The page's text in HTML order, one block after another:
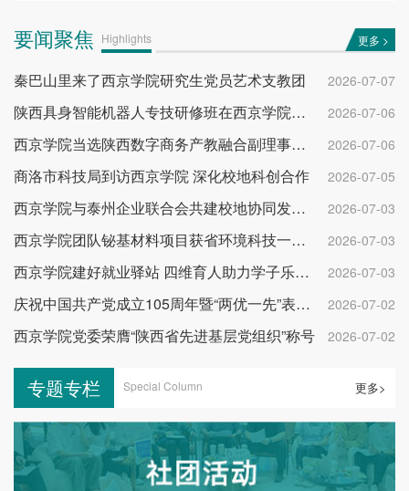
要闻聚焦 Highlights 更多 >
秦巴山里来了西京学院研究生党员艺术支教团 2026-07-07
陕西具身智能机器人专技研修班在西京学院开班 2026-07-06
西京学院当选陕西数字商务产教融合副理事长单位 2026-07-06
商洛市科技局到访西京学院 深化校地科创合作 2026-07-05
西京学院与泰州企业联合会共建校地协同发展平台 2026-07-03
西京学院团队铋基材料项目获省环境科技一等奖 2026-07-03
西京学院建好就业驿站 四维育人助力学子乐业成才 2026-07-03
庆祝中国共产党成立105周年暨“两优一先”表彰大会举行 2026-07-02
西京学院党委荣膺“陕西省先进基层党组织”称号 2026-07-02
专题专栏 Special Column 更多>